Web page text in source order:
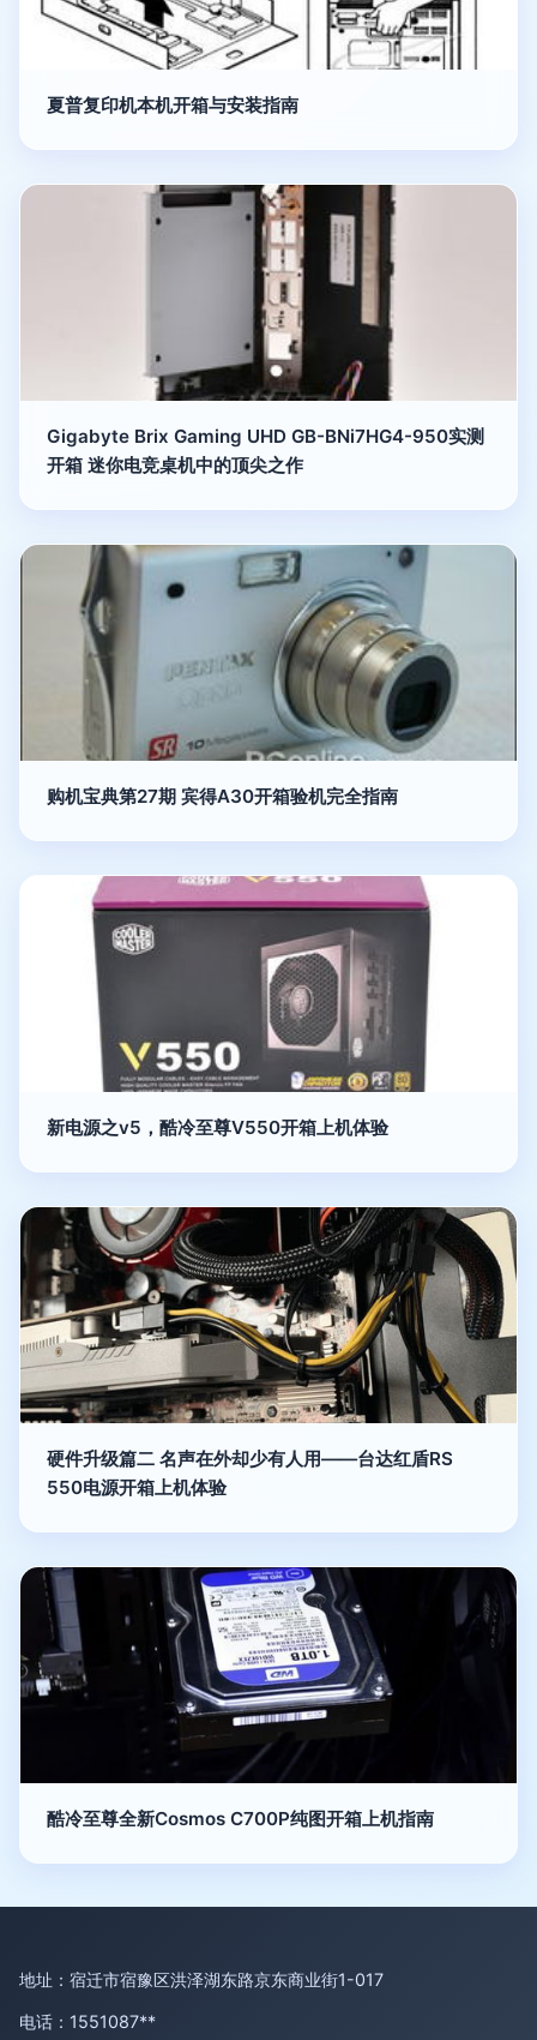
夏普复印机本机开箱与安装指南
Gigabyte Brix Gaming UHD GB-BNi7HG4-950实测
开箱 迷你电竞桌机中的顶尖之作
购机宝典第27期 宾得A30开箱验机完全指南
新电源之v5，酷冷至尊V550开箱上机体验
硬件升级篇二 名声在外却少有人用——台达红盾RS
550电源开箱上机体验
酷冷至尊全新Cosmos C700P纯图开箱上机指南
地址：宿迁市宿豫区洪泽湖东路京东商业街1-017
电话：1551087**